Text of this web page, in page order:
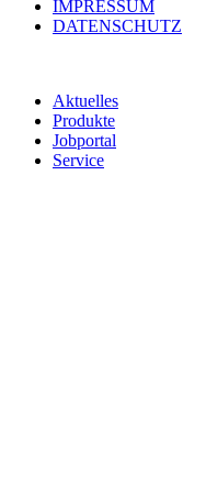
IMPRESSUM
DATENSCHUTZ
Aktuelles
Produkte
Jobportal
Service